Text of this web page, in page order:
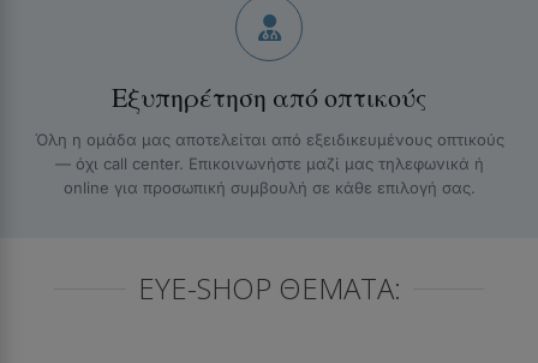
Εξυπηρέτηση από οπτικούς
Όλη η ομάδα μας αποτελείται από εξειδικευμένους οπτικούς
— όχι call center. Επικοινωνήστε μαζί μας τηλεφωνικά ή
online για προσωπική συμβουλή σε κάθε επιλογή σας.
EYE-SHOP ΘΈΜΑΤΑ: